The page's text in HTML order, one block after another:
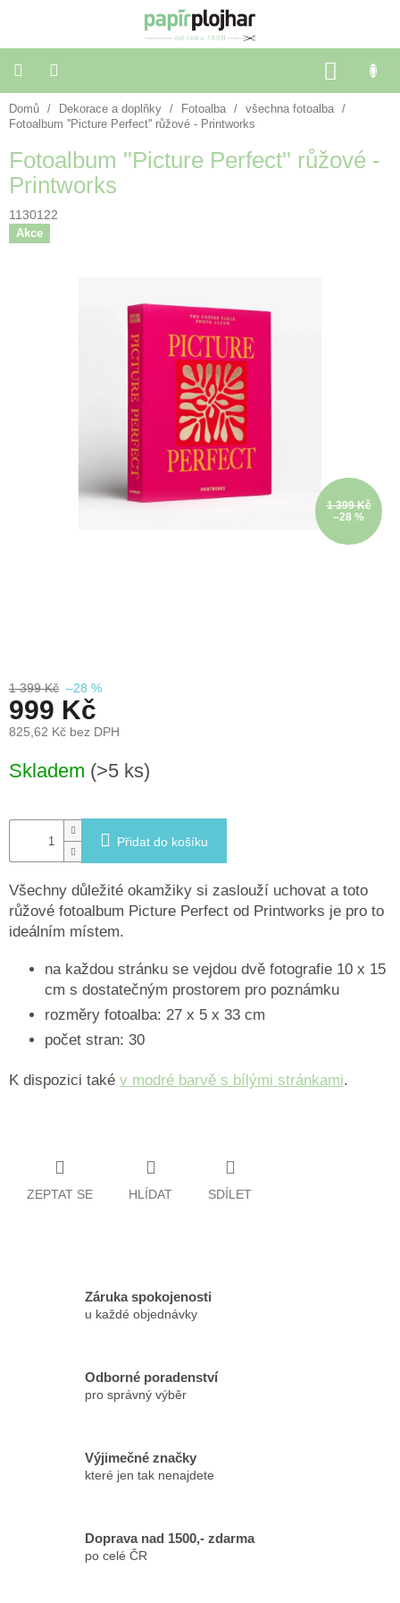
KOŠÍK
Balení
dárků
Dekorace
a
doplňky
Škola
Domů / Dekorace a doplňky / Fotoalba / všechna fotoalba
/
Fotoalbum ''Picture Perfect'' růžové - Printworks
Fotoalbum ''Picture Perfect'' růžové -
Printworks
1130122
Akce
1 399 Kč
–28 %
1 399 Kč –28 %
999 Kč
825,62 Kč bez DPH
cena:
Skladem (>5 ks)
Přidat do košíku
Všechny důležité okamžiky si zaslouží uchovat a toto
růžové fotoalbum Picture Perfect od Printworks je pro to
ideálním místem.
na každou stránku se vejdou dvě fotografie 10 x 15
cm s dostatečným prostorem pro poznámku
rozměry fotoalba: 27 x 5 x 33 cm
počet stran: 30
K dispozici také v modré barvě s bílými stránkami.
ZEPTAT SE HLÍDAT SDÍLET
Záruka spokojenosti
u každé objednávky
Odborné poradenství
pro správný výběr
Výjimečné značky
které jen tak nenajdete
Doprava nad 1500,- zdarma
po celé ČR